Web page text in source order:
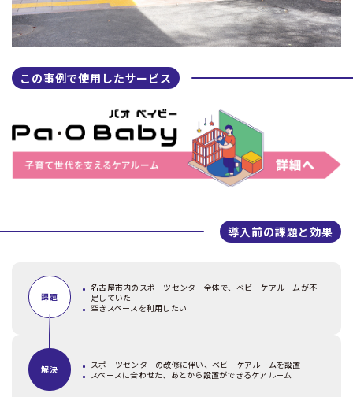
この事例で使用したサービス
導入前の課題と効果
課題
名古屋市内のスポーツセンター全体で、ベビーケアルームが不
足していた
空きスペースを利用したい
解決
スポーツセンターの改修に伴い、ベビーケアルームを設置
スペースに合わせた、あとから設置ができるケアルーム